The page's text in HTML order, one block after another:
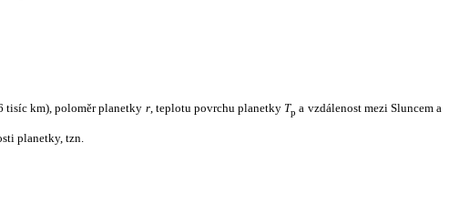
tisíc km), poloměr planetky r, teplotu povrchu planetky Tp a vzdálenost mezi Sluncem a
planetky, tzn.